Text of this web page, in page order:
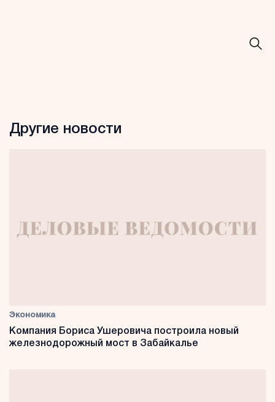
Другие новости
Экономика
Компания Бориса Ушеровича построила новый
железнодорожный мост в Забайкалье